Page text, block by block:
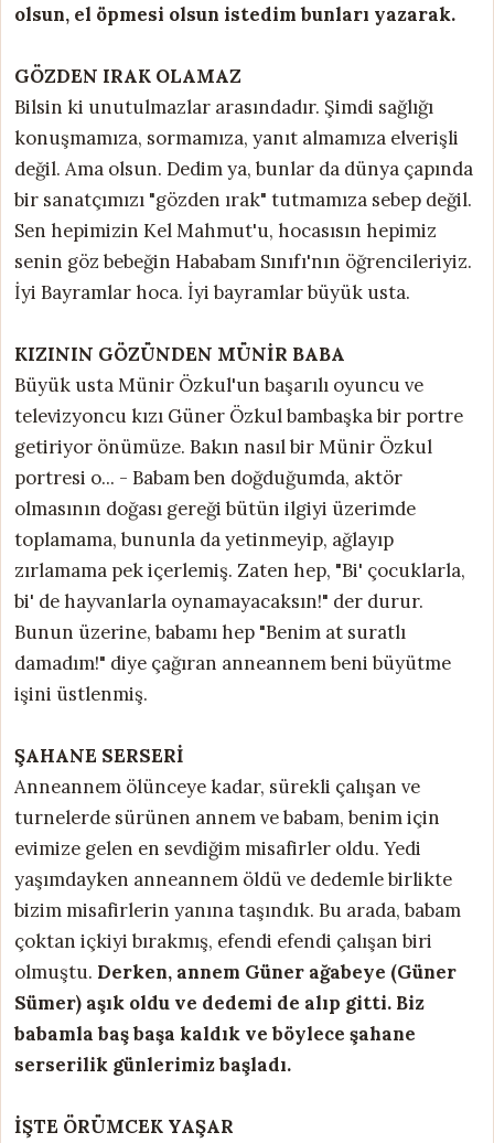
olsun, el öpmesi olsun istedim bunları yazarak.
GÖZDEN IRAK OLAMAZ
Bilsin ki unutulmazlar arasındadır. Şimdi sağlığı
konuşmamıza, sormamıza, yanıt almamıza elverişli
değil. Ama olsun. Dedim ya, bunlar da dünya çapında
bir sanatçımızı "gözden ırak" tutmamıza sebep değil.
Sen hepimizin Kel Mahmut'u, hocasısın hepimiz
senin göz bebeğin Hababam Sınıfı'nın öğrencileriyiz.
İyi Bayramlar hoca. İyi bayramlar büyük usta.
KIZININ GÖZÜNDEN MÜNİR BABA
Büyük usta Münir Özkul'un başarılı oyuncu ve
televizyoncu kızı Güner Özkul bambaşka bir portre
getiriyor önümüze. Bakın nasıl bir Münir Özkul
portresi o... - Babam ben doğduğumda, aktör
olmasının doğası gereği bütün ilgiyi üzerimde
toplamama, bununla da yetinmeyip, ağlayıp
zırlamama pek içerlemiş. Zaten hep, "Bi' çocuklarla,
bi' de hayvanlarla oynamayacaksın!" der durur.
Bunun üzerine, babamı hep "Benim at suratlı
damadım!" diye çağıran anneannem beni büyütme
işini üstlenmiş.
ŞAHANE SERSERİ
Anneannem ölünceye kadar, sürekli çalışan ve
turnelerde sürünen annem ve babam, benim için
evimize gelen en sevdiğim misafirler oldu. Yedi
yaşımdayken anneannem öldü ve dedemle birlikte
bizim misafirlerin yanına taşındık. Bu arada, babam
çoktan içkiyi bırakmış, efendi efendi çalışan biri
olmuştu. Derken, annem Güner ağabeye (Güner
Sümer) aşık oldu ve dedemi de alıp gitti. Biz
babamla baş başa kaldık ve böylece şahane
serserilik günlerimiz başladı.
İŞTE ÖRÜMCEK YAŞAR